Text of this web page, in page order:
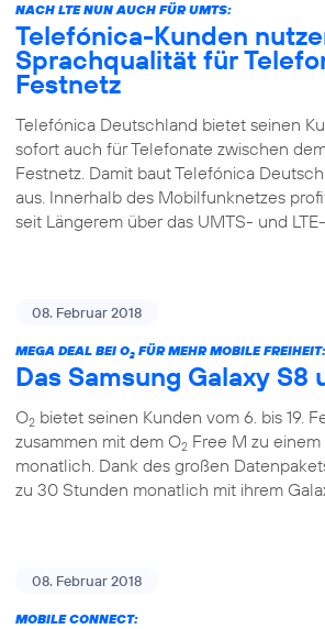
NACH LTE NUN AUCH FÜR UMTS:
Telefónica-Kunden
Sprachqualität für
Festnetz
Telefónica Deutschland bietet seinen
sofort auch für Telefonate zwischen
Festnetz. Damit baut Telefónica
aus. Innerhalb des Mobilfunknetzes
seit Längerem über das UMTS- und
08. Februar 2018
MEGA DEAL BEI O2 FÜR MEHR MOBILE FREIHEIT:
Das Samsung Galaxy S8
O2 bietet seinen Kunden vom 6. bis 19.
zusammen mit dem O2 Free M zu
monatlich. Dank des großen
zu 30 Stunden monatlich mit ihrem
08. Februar 2018
MOBILE CONNECT: